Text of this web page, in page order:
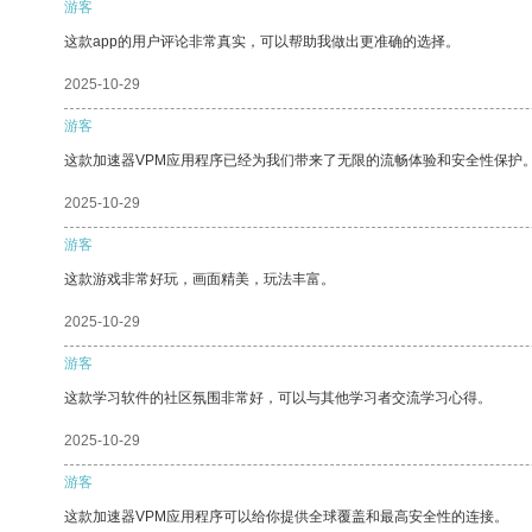
游客
这款app的用户评论非常真实，可以帮助我做出更准确的选择。
2025-10-29
游客
这款加速器VPM应用程序已经为我们带来了无限的流畅体验和安全性保护
2025-10-29
游客
这款游戏非常好玩，画面精美，玩法丰富。
2025-10-29
游客
这款学习软件的社区氛围非常好，可以与其他学习者交流学习心得。
2025-10-29
游客
这款加速器VPM应用程序可以给你提供全球覆盖和最高安全性的连接。